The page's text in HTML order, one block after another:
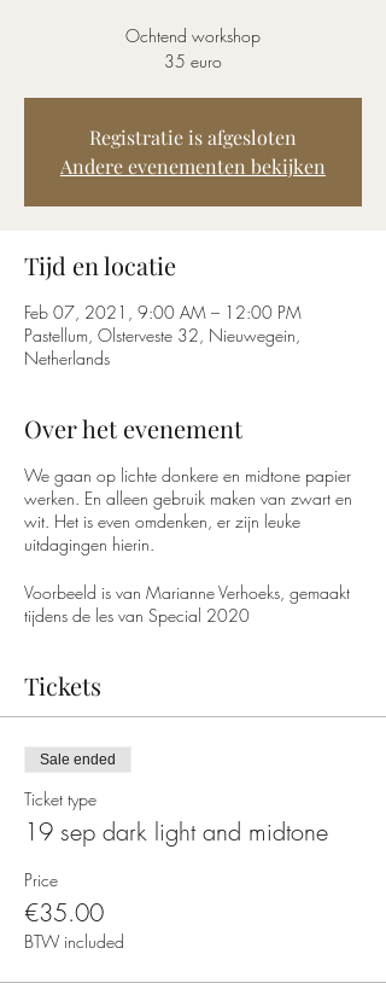
Ochtend workshop
35 euro
Registratie is afgesloten
Andere evenementen bekijken
Tijd en locatie
Feb 07, 2021, 9:00 AM – 12:00 PM
Pastellum, Olsterveste 32, Nieuwegein,
Netherlands
Over het evenement
We gaan op lichte donkere en midtone papier
werken. En alleen gebruik maken van zwart en
wit. Het is even omdenken, er zijn leuke
uitdagingen hierin.
Voorbeeld is van Marianne Verhoeks, gemaakt
tijdens de les van Special 2020
Tickets
Sale ended
Ticket type
19 sep dark light and midtone
Price
€35.00
BTW included